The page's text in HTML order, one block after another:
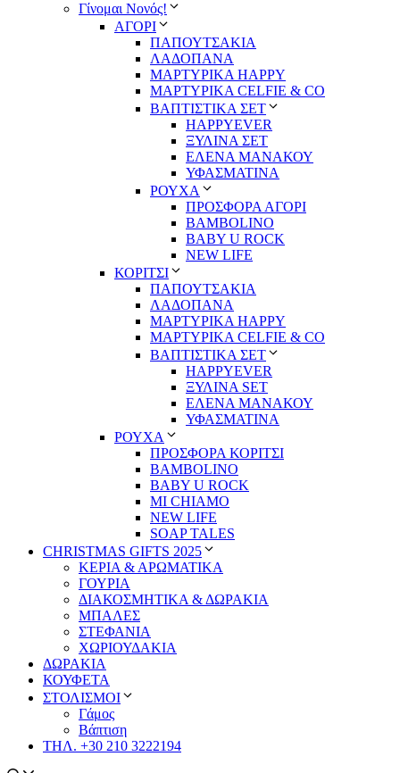
Γίνομαι Νονός!
ΑΓΟΡΙ
ΠΑΠΟΥΤΣΑΚΙΑ
ΛΑΔΟΠΑΝΑ
ΜΑΡΤΥΡΙΚΑ HAPPY
ΜΑΡΤΥΡΙΚΑ CELFIE & CO
ΒΑΠΤΙΣΤΙΚΑ ΣΕΤ
HAPPYEVER
ΞΥΛΙΝΑ ΣΕΤ
ΕΛΕΝΑ ΜΑΝΑΚΟΥ
ΥΦΑΣΜΑΤΙΝΑ
ΡΟΥΧΑ
ΠΡΟΣΦΟΡΑ ΑΓΟΡΙ
BAMBOLINO
BABY U ROCK
NEW LIFE
ΚΟΡΙΤΣΙ
ΠΑΠΟΥΤΣΑΚΙΑ
ΛΑΔΟΠΑΝΑ
ΜΑΡΤΥΡΙΚΑ HAPPY
ΜΑΡΤΥΡΙΚΑ CELFIE & CO
ΒΑΠΤΙΣΤΙΚΑ ΣΕΤ
HAPPYEVER
ΞΥΛΙΝΑ SET
ΕΛΕΝΑ ΜΑΝΑΚΟΥ
ΥΦΑΣΜΑΤΙΝΑ
ΡΟΥΧΑ
ΠΡΟΣΦΟΡΑ ΚΟΡΙΤΣΙ
BAMBOLINO
BABY U ROCK
MI CHIAMO
NEW LIFE
SOAP TALES
CHRISTMAS GIFTS 2025
ΚΕΡΙΑ & ΑΡΩΜΑΤΙΚΑ
ΓΟΥΡΙΑ
ΔΙΑΚΟΣΜΗΤΙΚΑ & ΔΩΡΑΚΙΑ
ΜΠΑΛΕΣ
ΣΤΕΦΑΝΙΑ
ΧΩΡΙΟΥΔΑΚΙΑ
ΔΩΡΑΚΙΑ
ΚΟΥΦΕΤΑ
ΣΤΟΛΙΣΜΟΙ
Γάμος
Βάπτιση
ΤΗΛ. +30 210 3222194